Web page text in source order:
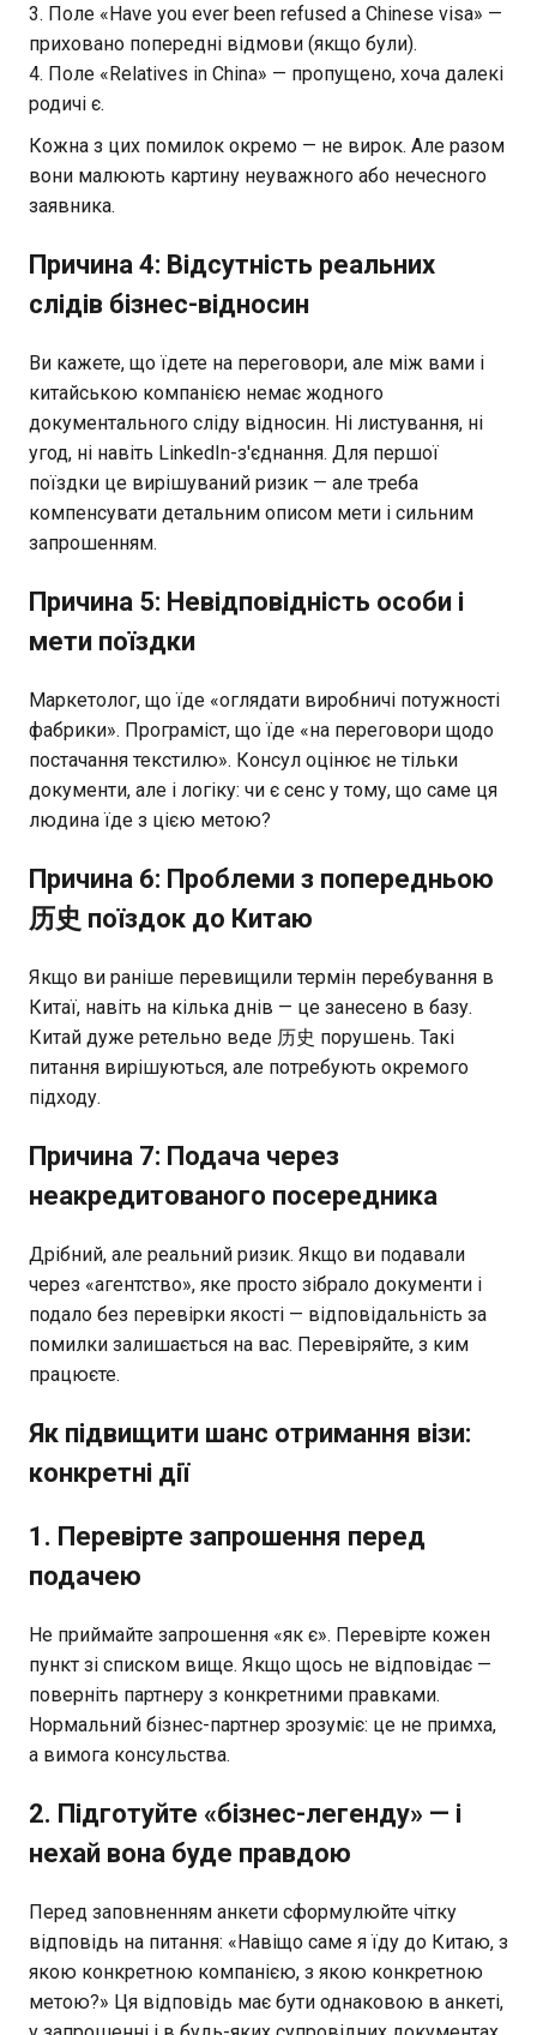
Поле «Have you ever been refused a Chinese visa» —
приховано попередні відмови (якщо були).
Поле «Relatives in China» — пропущено, хоча далекі
родичі є.
Кожна з цих помилок окремо — не вирок. Але разом
вони малюють картину неуважного або нечесного
заявника.
Причина 4: Відсутність реальних
слідів бізнес-відносин
Ви кажете, що їдете на переговори, але між вами і
китайською компанією немає жодного
документального сліду відносин. Ні листування, ні
угод, ні навіть LinkedIn-з'єднання. Для першої
поїздки це вирішуваний ризик — але треба
компенсувати детальним описом мети і сильним
запрошенням.
Причина 5: Невідповідність особи і
мети поїздки
Маркетолог, що їде «оглядати виробничі потужності
фабрики». Програміст, що їде «на переговори щодо
постачання текстилю». Консул оцінює не тільки
документи, але і логіку: чи є сенс у тому, що саме ця
людина їде з цією метою?
Причина 6: Проблеми з попередньою
历史 поїздок до Китаю
Якщо ви раніше перевищили термін перебування в
Китаї, навіть на кілька днів — це занесено в базу.
Китай дуже ретельно веде 历史 порушень. Такі
питання вирішуються, але потребують окремого
підходу.
Причина 7: Подача через
неакредитованого посередника
Дрібний, але реальний ризик. Якщо ви подавали
через «агентство», яке просто зібрало документи і
подало без перевірки якості — відповідальність за
помилки залишається на вас. Перевіряйте, з ким
працюєте.
Як підвищити шанс отримання візи:
конкретні дії
1. Перевірте запрошення перед
подачею
Не приймайте запрошення «як є». Перевірте кожен
пункт зі списком вище. Якщо щось не відповідає —
поверніть партнеру з конкретними правками.
Нормальний бізнес-партнер зрозуміє: це не примха,
а вимога консульства.
2. Підготуйте «бізнес-легенду» — і
нехай вона буде правдою
Перед заповненням анкети сформулюйте чітку
відповідь на питання: «Навіщо саме я їду до Китаю, з
якою конкретною компанією, з якою конкретною
метою?» Ця відповідь має бути однаковою в анкеті,